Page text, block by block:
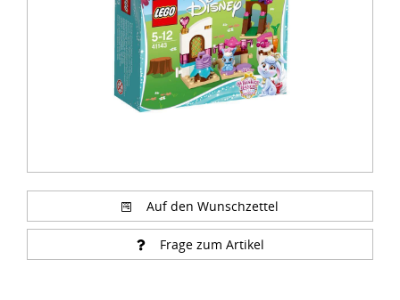
Auf den Wunschzettel
Frage zum Artikel